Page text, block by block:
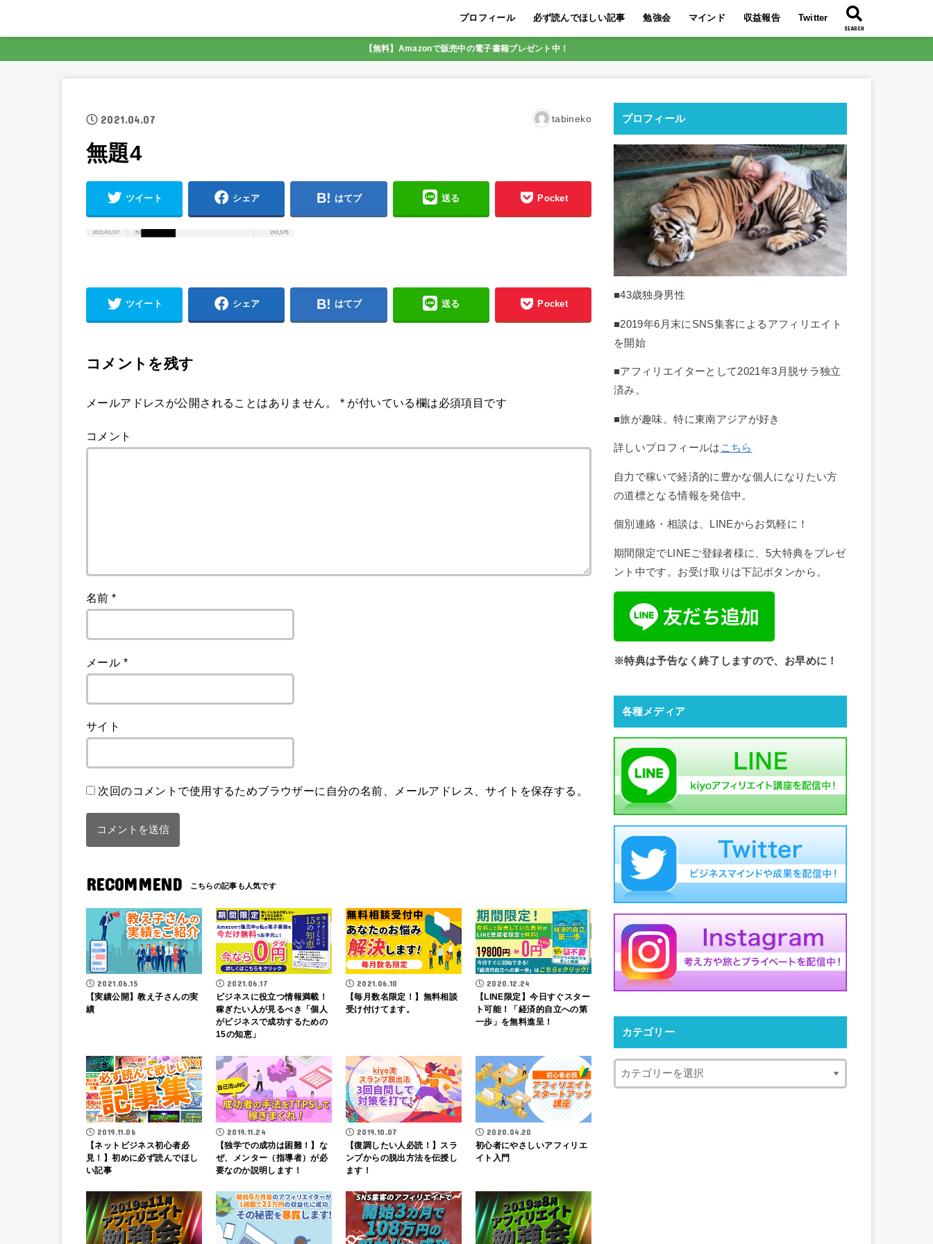
プロフィール 必ず読んでほしい記事
LINE友達追加限定5大特典を公開
初めに必ず読んでほしい7記事
迷いを断ち収入の壁をぶち壊そう！
【脱サラ実現の実績あり】今最も熱い
SNS集客アフィリエイトの時代！
初月から22万円の収益化に成功！
メンター（指導者）が必要である理由
SNS集客アフィリエイトQ＆A
成功しやすいのは、こんな人！
最も稼ぎやすいアフィリエイトはコレ
人生を好転させるコツは〇〇！
勉強会 マインド 収益報告 Twitter
SEARCH
【無料】Amazonで販売中の電子書籍プレゼント中！
2021.04.07 tabineko
無題4
ツイート シェア はてブ 送る Pocket
ツイート シェア はてブ 送る Pocket
コメントを残す
メールアドレスが公開されることはありません。 *が付いている欄は必須項目です
コメント
名前*
メール *
サイト
次回のコメントで使用するためブラウザーに自分の名前、メールアドレス、サイトを保存する。
RECOMMEND
2021.06.15
【実績公開】教え子さんの実
績
2021.06.17
ビジネスに役立つ情報満載！
稼ぎたい人が見るべき「個人
がビジネスで成功するための
15の知恵」
2021.06.10
【毎月数名限定！】無料相談
受け付けてます。
2020.12.24
【LINE限定】今日すぐスター
ト可能！「経済的自立への第
一歩」を無料進呈！
2019.11.06
【ネットビジネス初心者必
見！】初めに必ず読んでほし
い記事
2019.11.24
【独学での成功は困難！】な
ぜ、メンター（指導者）が必
要なのか説明します！
2019.10.07
【復調したい人必読！】スラ
ンプからの脱出方法を伝授し
ます！
2020.04.20
初心者にやさしいアフィリエ
イト入門
プロフィール
■43歳独身男性
■2019年6月末にSNS集客によるアフィリエイト
を開始
■アフィリエイターとして2021年3月脱サラ独立
済み。
■旅が趣味。特に東南アジアが好き
詳しいプロフィールは こちら
自力で稼いで経済的に豊かな個人になりたい方
の道標となる情報を発信中。
個別連絡・相談は、LINEからお気軽に！
期間限定でLINEご登録者様に、5大特典をプレゼ
ント中です。お受け取りは下記ボタンから。
※特典は予告なく終了しますので、お早めに！
各種メディア
カテゴリー